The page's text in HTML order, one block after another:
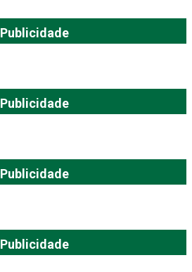
Publicidade
Publicidade
Publicidade
Publicidade